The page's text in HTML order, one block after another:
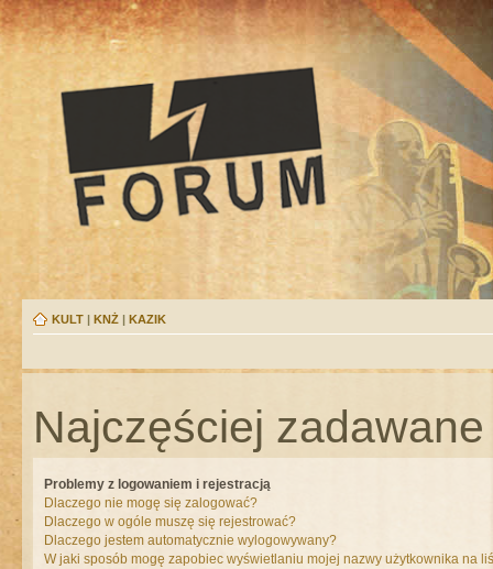
KULT | KNŻ | KAZIK
Najczęściej
Problemy z logowaniem i rejestracją
Dlaczego nie mogę się zalogować?
Dlaczego w ogóle muszę się rejestrować?
Dlaczego jestem automatycznie wylogowywany?
W jaki sposób mogę zapobiec wyświetlaniu mojej nazwy użytkownika na